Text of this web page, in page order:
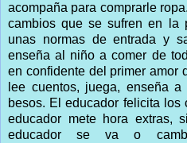
acompaña para comprarle
cambios que se sufren en la
unas normas de entrada y
enseña al niño a comer de
en confidente del primer amor
lee cuentos, juega, enseña
besos. El educador felicita los
educador mete hora extras,
educador se va o